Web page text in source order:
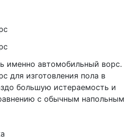
именно автомобильный ворс.
для изготовления пола в
большую истераемость и
с обычным напольным